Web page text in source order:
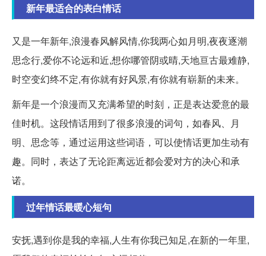
新年最适合的表白情话
又是一年新年,浪漫春风解风情,你我两心如月明,夜夜逐潮
思念行,爱你不论远和近,想你哪管阴或晴,天地亘古最难静,
时空变幻终不定,有你就有好风景,有你就有崭新的未来。
新年是一个浪漫而又充满希望的时刻，正是表达爱意的最
佳时机。这段情话用到了很多浪漫的词句，如春风、月
明、思念等，通过运用这些词语，可以使情话更加生动有
趣。同时，表达了无论距离远近都会爱对方的决心和承
诺。
过年情话最暖心短句
安抚,遇到你是我的幸福,人生有你我已知足,在新的一年里,